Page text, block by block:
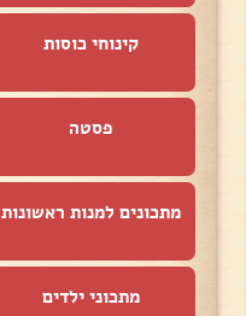
קינוחי כוסות
פסטה
מתכונים למנות ראשונות
מתכוני ילדים